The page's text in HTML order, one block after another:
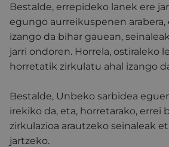
Bestalde, errepideko lanek ere
egungo aurreikuspenen arabera,
izango da bihar gauean,
jarri ondoren. Horrela, ostiraleko
horretatik zirkulatu ahal izango
Bestalde, Unbeko sarbidea
irekiko da, eta, horretarako, errei
zirkulazioa arautzeko seinaleak
jartzeko.